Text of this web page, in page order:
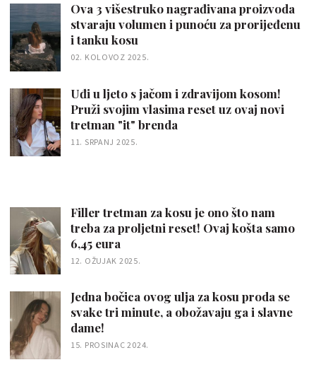
Ova 3 višestruko nagrađivana proizvoda
stvaraju volumen i punoću za prorijeđenu
i tanku kosu
02. KOLOVOZ 2025.
Uđi u ljeto s jačom i zdravijom kosom!
Pruži svojim vlasima reset uz ovaj novi
tretman "it" brenda
11. SRPANJ 2025.
Filler tretman za kosu je ono što nam
treba za proljetni reset! Ovaj košta samo
6,45 eura
12. OŽUJAK 2025.
Jedna bočica ovog ulja za kosu proda se
svake tri minute, a obožavaju ga i slavne
dame!
15. PROSINAC 2024.